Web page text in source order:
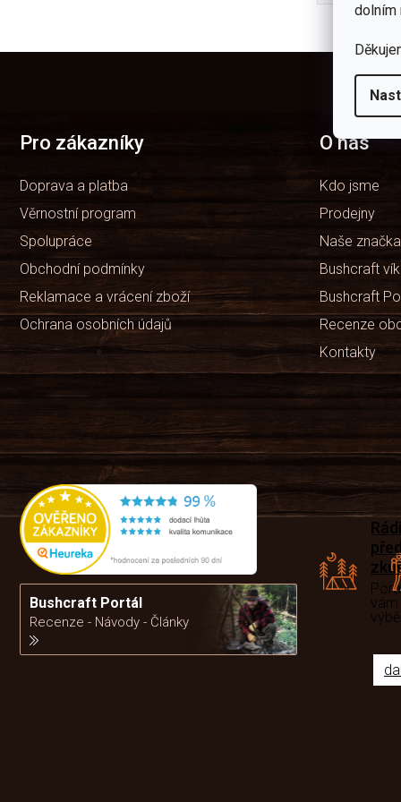
dolním
Pro zákazníky
Doprava a platba
Věrnostní program
Spolupráce
Obchodní podmínky
Reklamace a vrácení zboží
Ochrana osobních údajů
O nás
Kdo jsme
Prodejny
Naše
Bushcraft
Bushcraft
Recenze
Kontakty
Bushcraft Portál
Recenze - Návody - Články
Rádi
vám